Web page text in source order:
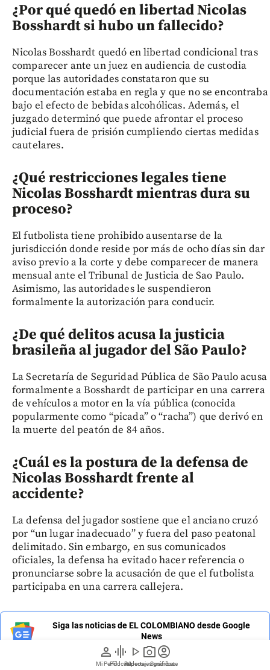
person
Mi Perfil
graphic_eq
Pódcast
play_arrow
Videos
photo_camera
Reportajes gráficos
account_circle
Suscríbete
¿Por qué quedó en libertad Nicolas
Bosshardt si hubo un fallecido?
Nicolas Bosshardt quedó en libertad condicional tras
comparecer ante un juez en audiencia de custodia
porque las autoridades constataron que su
documentación estaba en regla y que no se encontraba
bajo el efecto de bebidas alcohólicas. Además, el
juzgado determinó que puede afrontar el proceso
judicial fuera de prisión cumpliendo ciertas medidas
cautelares.
¿Qué restricciones legales tiene
Nicolas Bosshardt mientras dura su
proceso?
El futbolista tiene prohibido ausentarse de la
jurisdicción donde reside por más de ocho días sin dar
aviso previo a la corte y debe comparecer de manera
mensual ante el Tribunal de Justicia de Sao Paulo.
Asimismo, las autoridades le suspendieron
formalmente la autorización para conducir.
¿De qué delitos acusa la justicia
brasileña al jugador del São Paulo?
La Secretaría de Seguridad Pública de São Paulo acusa
formalmente a Bosshardt de participar en una carrera
de vehículos a motor en la vía pública (conocida
popularmente como “picada” o “racha”) que derivó en
la muerte del peatón de 84 años.
¿Cuál es la postura de la defensa de
Nicolas Bosshardt frente al
accidente?
La defensa del jugador sostiene que el anciano cruzó
por “un lugar inadecuado” y fuera del paso peatonal
delimitado. Sin embargo, en sus comunicados
oficiales, la defensa ha evitado hacer referencia o
pronunciarse sobre la acusación de que el futbolista
participaba en una carrera callejera.
Siga las noticias de EL COLOMBIANO desde Google
News